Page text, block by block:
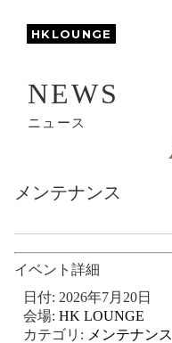
HKLOUNGE
NEWS
ニュース
メンテナンス
イベント詳細
日付: 2026年7月20日
会場: HK LOUNGE
カテゴリ: メンテナンス